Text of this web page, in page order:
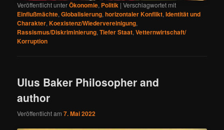
Veröffentlicht unterÖkonomie, Politik |Verschlagwortet mit
Einflußmächte,Globalisierung,horizontaler Konflikt,Identität und
Charakter,Koexistenz/Wiedervereinigung,
Rassismus/Diskriminierung,Tiefer Staat,Vetternwirtschaft/
Korruption
Ulus Baker Philosopher and
author
Veröffentlicht am7. Mai 2022